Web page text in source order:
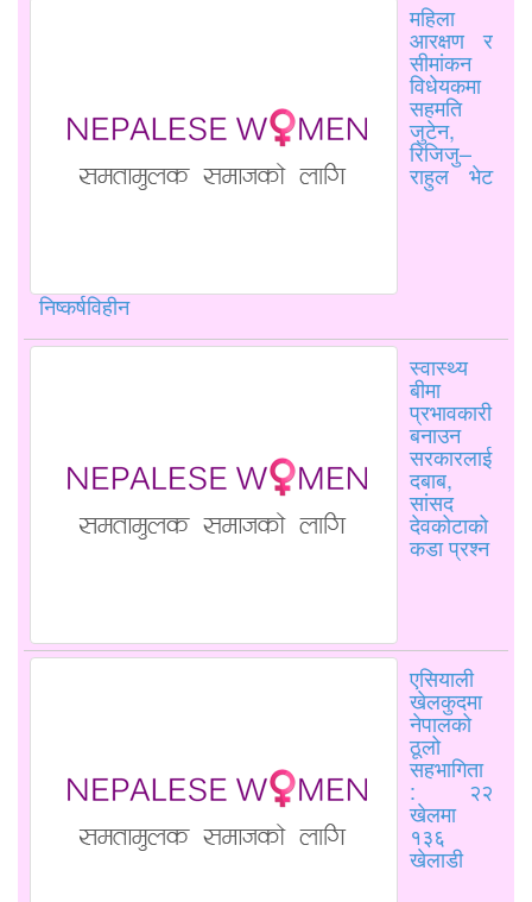
महिला
आरक्षण र
सीमांकन
विधेयकमा
सहमति
जुटेन,
रिजिजु–
राहुल भेट
निष्कर्षविहीन
स्वास्थ्य
बीमा
प्रभावकारी
बनाउन
सरकारलाई
दबाब,
सांसद
देवकोटाको
कडा प्रश्न
एसियाली
खेलकुदमा
नेपालको
ठूलो
सहभागिता
: २२
खेलमा
१३६
खेलाडी